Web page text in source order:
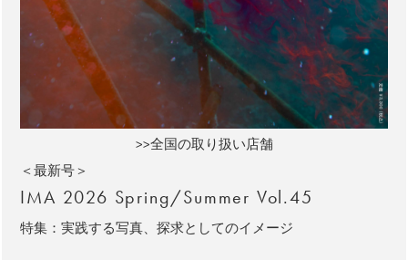
>>全国の取り扱い店舗
＜最新号＞
IMA 2026 Spring/Summer Vol.45
特集：実践する写真、探求としてのイメージ